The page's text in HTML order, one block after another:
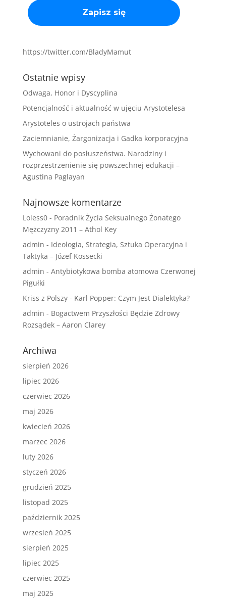
https://twitter.com/BladyMamut
Ostatnie wpisy
Odwaga, Honor i Dyscyplina
Potencjalność i aktualność w ujęciu Arystotelesa
Arystoteles o ustrojach państwa
Zaciemnianie, Żargonizacja i Gadka korporacyjna
Wychowani do posłuszeństwa. Narodziny i
rozprzestrzenienie się powszechnej edukacji –
Agustina Paglayan
Najnowsze komentarze
Loless0- Poradnik Życia Seksualnego Żonatego
Mężczyzny 2011 – Athol Key
admin - Ideologia, Strategia, Sztuka Operacyjna i
Taktyka – Józef Kossecki
admin - Antybiotykowa bomba atomowa Czerwonej
Pigułki
Kriss z Polszy- Karl Popper: Czym Jest Dialektyka?
admin - Bogactwem Przyszłości Będzie Zdrowy
Rozsądek – Aaron Clarey
Archiwa
sierpień 2026
lipiec 2026
czerwiec 2026
maj 2026
kwiecień 2026
marzec 2026
luty 2026
styczeń 2026
grudzień 2025
listopad 2025
październik 2025
wrzesień 2025
sierpień 2025
lipiec 2025
czerwiec 2025
maj 2025